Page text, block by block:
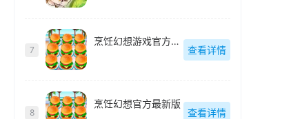
7
烹饪幻想游戏官方最新版
查看详情
8
烹饪幻想官方最新版
查看详情